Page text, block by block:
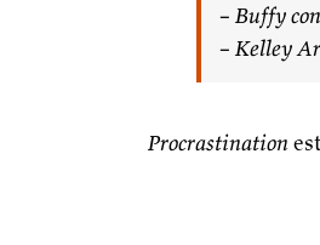
– Buffy
– Kelley
Procrastination